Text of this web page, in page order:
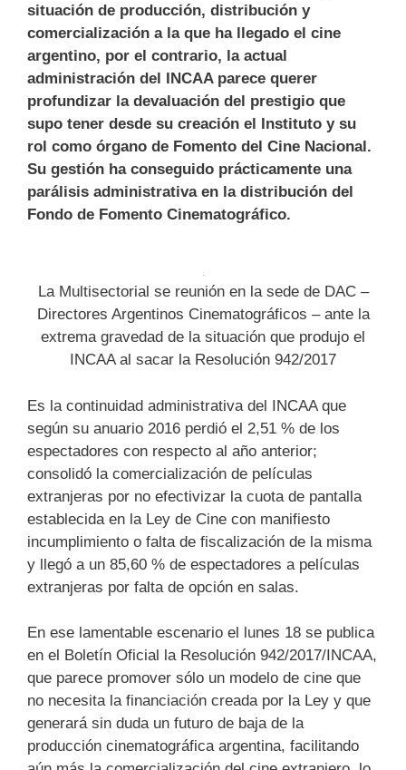
situación de producción, distribución y
comercialización a la que ha llegado el cine
argentino, por el contrario, la actual
administración del INCAA parece querer
profundizar la devaluación del prestigio que
supo tener desde su creación el Instituto y su
rol como órgano de Fomento del Cine Nacional.
Su gestión ha conseguido prácticamente una
parálisis administrativa en la distribución del
Fondo de Fomento Cinematográfico.
La Multisectorial se reunión en la sede de DAC –
Directores Argentinos Cinematográficos – ante la
extrema gravedad de la situación que produjo el
INCAA al sacar la Resolución 942/2017
Es la continuidad administrativa del INCAA que
según su anuario 2016 perdió el 2,51 % de los
espectadores con respecto al año anterior;
consolidó la comercialización de películas
extranjeras por no efectivizar la cuota de pantalla
establecida en la Ley de Cine con manifiesto
incumplimiento o falta de fiscalización de la misma
y llegó a un 85,60 % de espectadores a películas
extranjeras por falta de opción en salas.
En ese lamentable escenario el lunes 18 se publica
en el Boletín Oficial la Resolución 942/2017/INCAA,
que parece promover sólo un modelo de cine que
no necesita la financiación creada por la Ley y que
generará sin duda un futuro de baja de la
producción cinematográfica argentina, facilitando